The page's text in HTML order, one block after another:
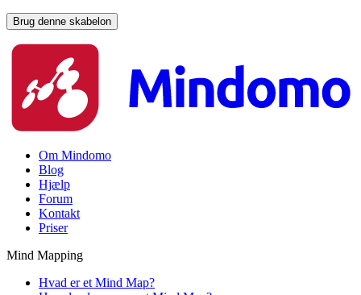
Brug denne skabelon
Om Mindomo
Blog
Hjælp
Forum
Kontakt
Priser
Mind Mapping
Hvad er et Mind Map?